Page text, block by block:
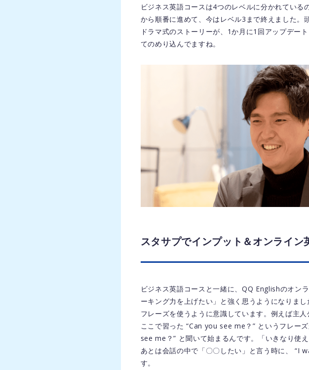
ビジネス英語コースは4つのレベルに分かれてい
から順番に進めて、今はレベル3まで終えました。
ドラマ式のストーリーが、1か月に1回アップデー
てのめり込んでますね。
スタサプでインプット＆オンライン
ビジネス英語コースと一緒に、QQ Englishのオン
ーキング力を上げたい」と強く思うようになりま
フレーズを使うように意識しています。例えば主
ここで習った “Can you see me？” というフレー
see me？” と聞いて始まるんです。「いきなり使
あとは会話の中で「〇〇したい」と言う時に、 “I
す。